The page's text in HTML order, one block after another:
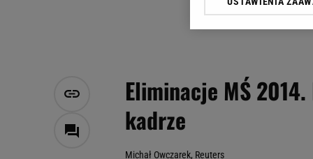
Eliminacje MŚ
kadrze
Michał Owczarek, Reuters
Klikając „Akceptuję”
Zaufanych Partnerów i
My, nasi Zaufani
Użycie dokładnych